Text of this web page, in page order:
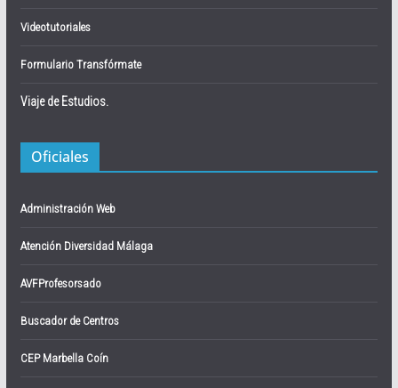
Videotutoriales
Formulario Transfórmate
Viaje de Estudios.
Oficiales
Administración Web
Atención Diversidad Málaga
AVFProfesorsado
Buscador de Centros
CEP Marbella Coín